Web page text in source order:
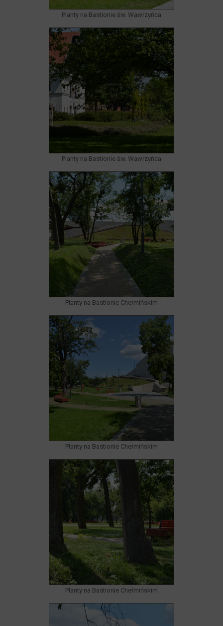
Planty na Bastionie św. Wawrzyńca
Planty na Bastionie św. Wawrzyńca
Planty na Bastionie Chełmińskim
Planty na Bastionie Chełmińskim
Planty na Bastionie Chełmińskim